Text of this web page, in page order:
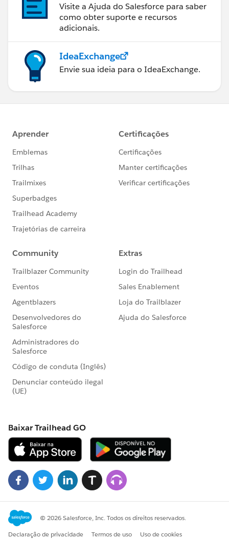
Visite a Ajuda do Salesforce para saber
como obter suporte e recursos
adicionais.
IdeaExchange
Envie sua ideia para o IdeaExchange.